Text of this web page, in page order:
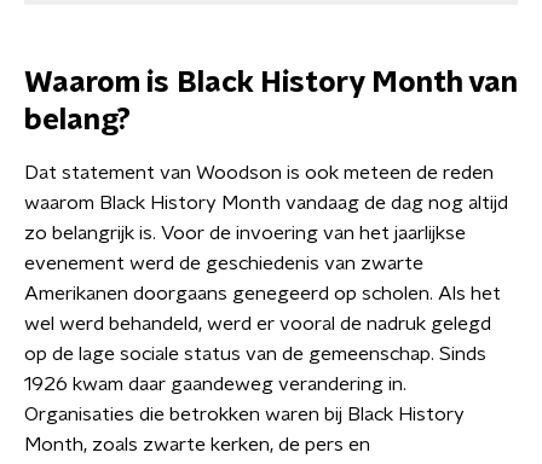
Waarom is Black History Month van
belang?
Dat statement van Woodson is ook meteen de reden
waarom Black History Month vandaag de dag nog altijd
zo belangrijk is. Voor de invoering van het jaarlijkse
evenement werd de geschiedenis van zwarte
Amerikanen doorgaans genegeerd op scholen. Als het
wel werd behandeld, werd er vooral de nadruk gelegd
op de lage sociale status van de gemeenschap. Sinds
1926 kwam daar gaandeweg verandering in.
Organisaties die betrokken waren bij Black History
Month, zoals zwarte kerken, de pers en